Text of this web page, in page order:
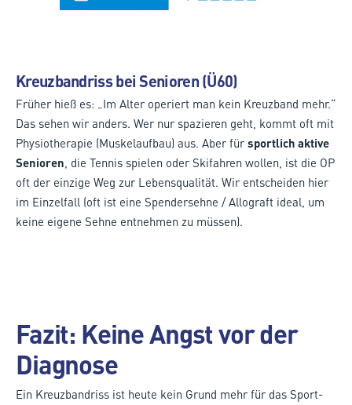
Kreuzbandriss bei Senioren (Ü60)
Früher hieß es: „Im Alter operiert man kein Kreuzband mehr.“
Das sehen wir anders. Wer nur spazieren geht, kommt oft mit
Physiotherapie (Muskelaufbau) aus. Aber für sportlich aktive
Senioren , die Tennis spielen oder Skifahren wollen, ist die OP
oft der einzige Weg zur Lebensqualität. Wir entscheiden hier
im Einzelfall (oft ist eine Spendersehne / Allograft ideal, um
keine eigene Sehne entnehmen zu müssen).
Fazit: Keine Angst vor der
Diagnose
Ein Kreuzbandriss ist heute kein Grund mehr für das Sport-